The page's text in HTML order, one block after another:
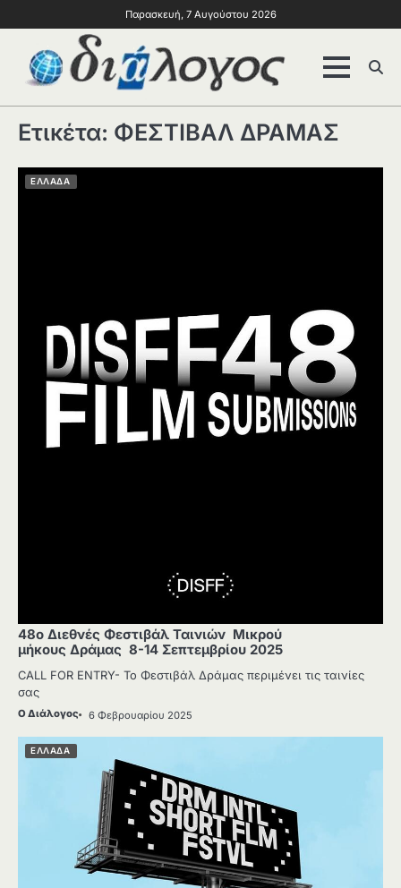
Παρασκευή, 7 Αυγούστου 2026
Ετικέτα: ΦΕΣΤΙΒΑΛ ΔΡΑΜΑΣ
ΕΛΛΑΔΑ
48o Διεθνές Φεστιβάλ Ταινιών Μικρού
μήκους Δράμας 8-14 Σεπτεμβρίου 2025
CALL FOR ENTRY- Το Φεστιβάλ Δράμας περιμένει τις ταινίες
σας
Ο Διάλογος 6 Φεβρουαρίου 2025
ΕΛΛΑΔΑ